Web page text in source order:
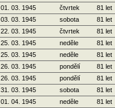
01. 03. 1945
čtvrtek 81 let
03. 03. 1945
sobota 81 let
22. 03. 1945
čtvrtek 81 let
25. 03. 1945
neděle 81 let
25. 03. 1945
neděle 81 let
26. 03. 1945
pondělí 81 let
26. 03. 1945
pondělí 81 let
31. 03. 1945
sobota 81 let
01. 04. 1945
neděle 81 let